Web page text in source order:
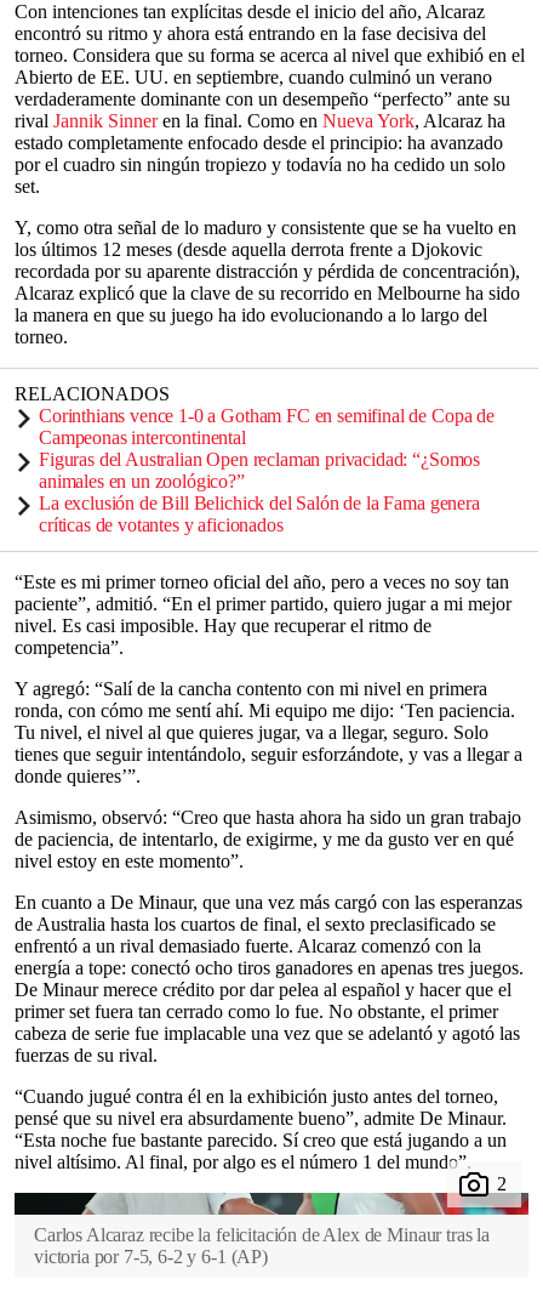
Con intenciones tan explícitas desde el inicio del año, Alcaraz
encontró su ritmo y ahora está entrando en la fase decisiva del
torneo. Considera que su forma se acerca al nivel que exhibió en el
Abierto de EE. UU. en septiembre, cuando culminó un verano
verdaderamente dominante con un desempeño “perfecto” ante su
rival Jannik Sinneren la final. Como en Nueva York, Alcaraz ha
estado completamente enfocado desde el principio: ha avanzado
por el cuadro sin ningún tropiezo y todavía no ha cedido un solo
set.
Y, como otra señal de lo maduro y consistente que se ha vuelto en
los últimos 12 meses (desde aquella derrota frente a Djokovic
recordada por su aparente distracción y pérdida de concentración),
Alcaraz explicó que la clave de su recorrido en Melbourne ha sido
la manera en que su juego ha ido evolucionando a lo largo del
torneo.
RELACIONADOS
Corinthians vence 1-0 a Gotham FC en semifinal de Copa de
Campeonas intercontinental
Figuras del Australian Open reclaman privacidad: “¿Somos
animales en un zoológico?”
La exclusión de Bill Belichick del Salón de la Fama genera
críticas de votantes y aficionados
“Este es mi primer torneo oficial del año, pero a veces no soy tan
paciente”, admitió. “En el primer partido, quiero jugar a mi mejor
nivel. Es casi imposible. Hay que recuperar el ritmo de
competencia”.
Y agregó: “Salí de la cancha contento con mi nivel en primera
ronda, con cómo me sentí ahí. Mi equipo me dijo: ‘Ten paciencia.
Tu nivel, el nivel al que quieres jugar, va a llegar, seguro. Solo
tienes que seguir intentándolo, seguir esforzándote, y vas a llegar a
donde quieres’”.
Asimismo, observó: “Creo que hasta ahora ha sido un gran trabajo
de paciencia, de intentarlo, de exigirme, y me da gusto ver en qué
nivel estoy en este momento”.
En cuanto a De Minaur, que una vez más cargó con las esperanzas
de Australia hasta los cuartos de final, el sexto preclasificado se
enfrentó a un rival demasiado fuerte. Alcaraz comenzó con la
energía a tope: conectó ocho tiros ganadores en apenas tres juegos.
De Minaur merece crédito por dar pelea al español y hacer que el
primer set fuera tan cerrado como lo fue. No obstante, el primer
cabeza de serie fue implacable una vez que se adelantó y agotó las
fuerzas de su rival.
“Cuando jugué contra él en la exhibición justo antes del torneo,
pensé que su nivel era absurdamente bueno”, admite De Minaur.
“Esta noche fue bastante parecido. Sí creo que está jugando a un
nivel altísimo. Al final, por algo es el número 1 del mundo”.
Carlos Alcaraz recibe la felicitación de Alex de Minaur tras la
victoria por 7-5, 6-2 y 6-1 (AP)